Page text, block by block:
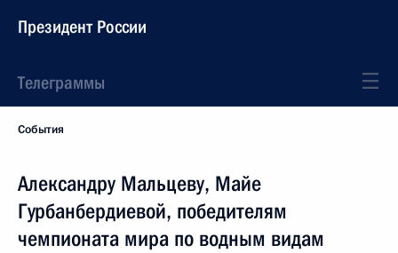
Президент России
Телеграммы
События
Александру Мальцеву, Майе
Гурбанбердиевой, победителям
чемпионата мира по водным видам